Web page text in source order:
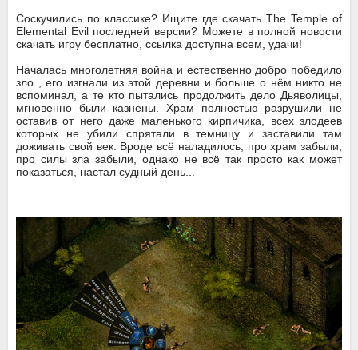
Соскучились по классике? Ищите где скачать The Temple of
Elemental Evil последней версии? Можете в полной новости
скачать игру бесплатно, ссылка доступна всем, удачи!
Началась многолетняя война и естественно добро победило
зло , его изгнали из этой деревни и больше о нём никто не
вспоминал, а те кто пытались продолжить дело Дьяволицы,
мгновенно были казнены. Храм полностью разрушили не
оставив от него даже маленького кирпичика, всех злодеев
которых не убили спрятали в темницу и заставили там
доживать свой век. Вроде всё наладилось, про храм забыли,
про силы зла забыли, однако не всё так просто как может
показаться, настал судный день...